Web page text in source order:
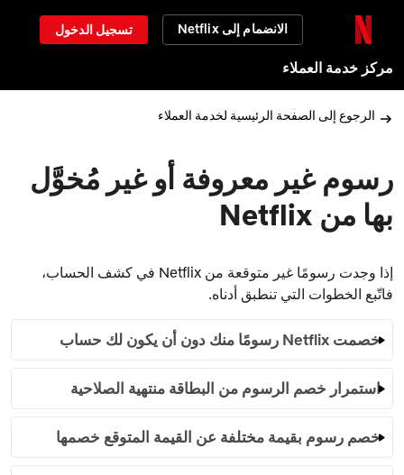
الانضمام إلى Netflix تسجيل الدخول
مركز خدمة العملاء
الرجوع إلى الصفحة الرئيسية لخدمة العملاء
رسوم غير معروفة أو غير مُخوَّل
بها من Netflix
إذا وجدت رسومًا غير متوقعة من Netflix في كشف الحساب،
فاتّبع الخطوات التي تنطبق أدناه.
خصمت Netflix رسومًا منك دون أن يكون لك حساب
استمرار خصم الرسوم من البطاقة منتهية الصلاحية
خصم رسوم بقيمة مختلفة عن القيمة المتوقع خصمها